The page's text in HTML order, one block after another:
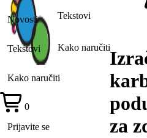
Novosti
Tekstovi
Kako naručiti
0
Prijavite se
Tekstovi
Kako naručiti
za